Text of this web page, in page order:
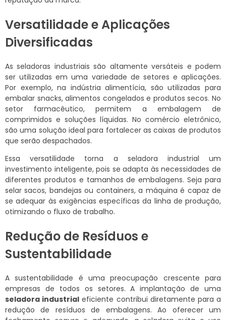
Versatilidade e Aplicações
Diversificadas
As seladoras industriais são altamente versáteis e podem
ser utilizadas em uma variedade de setores e aplicações.
Por exemplo, na indústria alimentícia, são utilizadas para
embalar snacks, alimentos congelados e produtos secos. No
setor farmacêutico, permitem a embalagem de
comprimidos e soluções líquidas. No comércio eletrônico,
são uma solução ideal para fortalecer as caixas de produtos
que serão despachados.
Essa versatilidade torna a seladora industrial um
investimento inteligente, pois se adapta às necessidades de
diferentes produtos e tamanhos de embalagens. Seja para
selar sacos, bandejas ou containers, a máquina é capaz de
se adequar às exigências específicas da linha de produção,
otimizando o fluxo de trabalho.
Redução de Resíduos e
Sustentabilidade
A sustentabilidade é uma preocupação crescente para
empresas de todos os setores. A implantação de uma
seladora industrial eficiente contribui diretamente para a
redução de resíduos de embalagens. Ao oferecer um